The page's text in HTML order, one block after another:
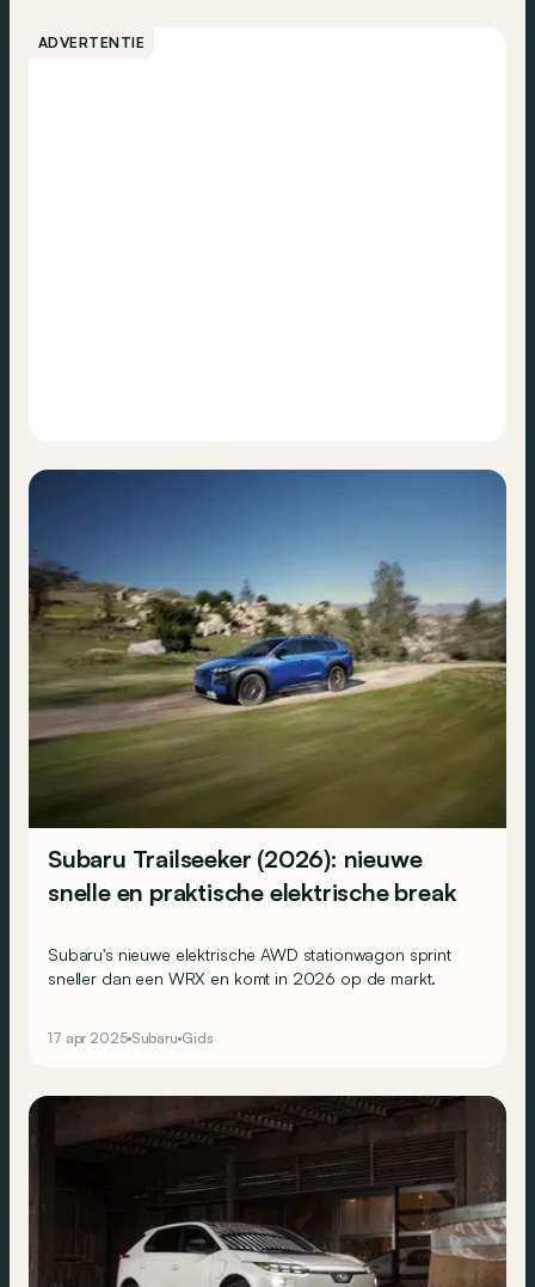
ADVERTENTIE
Subaru Trailseeker (2026): nieuwe
snelle en praktische elektrische break
Subaru's nieuwe elektrische AWD stationwagon sprint
sneller dan een WRX en komt in 2026 op de markt.
17 apr 2025 Subaru Gids